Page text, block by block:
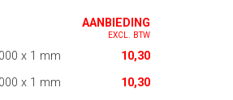
AANBIEDING
EXCL. BTW
x 1 mm
10,30
x 1 mm
10,30